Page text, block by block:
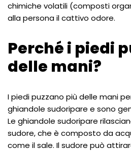
chimiche volatili (composti
alla persona il cattivo odore.
Perché i piedi
delle mani?
I piedi puzzano più delle mani
ghiandole sudoripare e sono
Le ghiandole sudoripare
sudore, che è composto da
come il sale. Il sudore può